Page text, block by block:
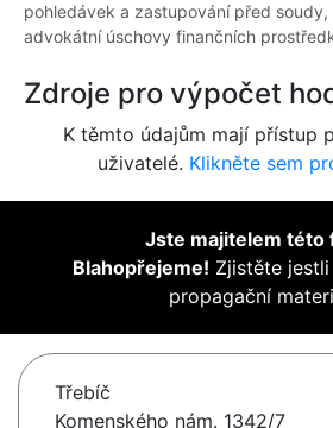
pohledávek a zastupování před
advokátní úschovy finančních
Zdroje pro výpočet
K těmto údajům mají přístup
uživatelé. Klikněte sem
Jste majitelem této
Blahopřejeme! Zjistěte
propagační
Třebíč
Komenského nám. 1342/7